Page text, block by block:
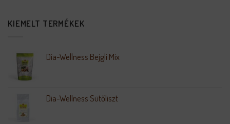
KIEMELT TERMÉKEK
Dia-Wellness Bejgli Mix
Dia-Wellness Sütőliszt